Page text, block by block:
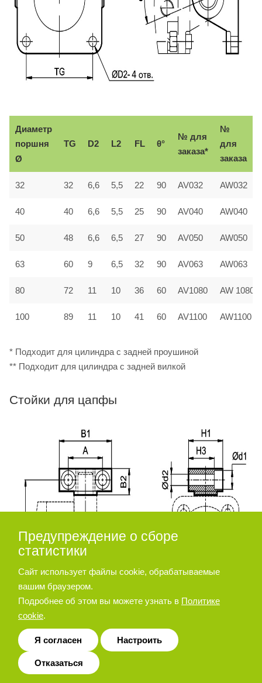
Диаметр
поршня
Ø
TG D2 L2 FL θ°
№ для
заказа*
№
для
заказа
32 32 6,6 5,5 22 90 AV032 AW032
40 40 6,6 5,5 25 90 AV040 AW040
50 48 6,6 6,5 27 90 AV050 AW050
63 60 9 6,5 32 90 AV063 AW063
80 72 11 10 36 60 AV1080 AW 1080
100 89 11 10 41 60 AV1100 AW1100
* Подходит для цилиндра с задней проушиной
** Подходит для цилиндра с задней вилкой
Стойки для цапфы
Диаметр
Предупреждение о сборе
статистики
Сайт использует файлы cookie, обрабатываемые
вашим браузером.
Подробнее об этом вы можете узнать в Политике
cookie.
Я согласен Настроить
Отказаться